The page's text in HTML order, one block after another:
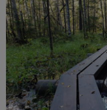
Zurück